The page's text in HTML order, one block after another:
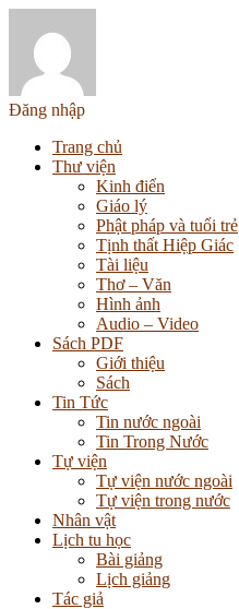
Đăng nhập
Trang chủ
Thư viện
Kinh điển
Giáo lý
Phật pháp và tuổi trẻ
Tịnh thất Hiệp Giác
Tài liệu
Thơ – Văn
Hình ảnh
Audio – Video
Sách PDF
Giới thiệu
Sách
Tin Tức
Tin nước ngoài
Tin Trong Nước
Tự viện
Tự viện nước ngoài
Tự viện trong nước
Nhân vật
Lịch tu học
Bài giảng
Lịch giảng
Tác giả